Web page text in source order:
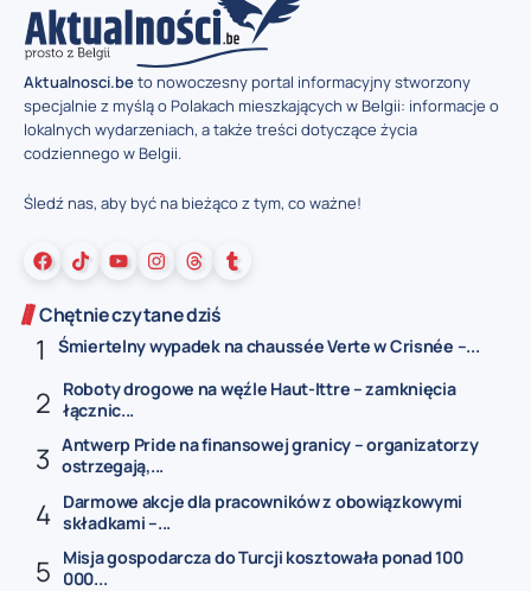
Aktualnosci.beto nowoczesny portal informacyjny stworzony
specjalnie z myślą o Polakach mieszkających w Belgii: informacje o
lokalnych wydarzeniach, a także treści dotyczące życia
codziennego w Belgii.
Śledź nas, aby być na bieżąco z tym, co ważne!
Chętnie czytane dziś
Śmiertelny wypadek na chaussée Verte w Crisnée –...
Roboty drogowe na węźle Haut-Ittre – zamknięcia
łącznic...
Antwerp Pride na finansowej granicy – organizatorzy
ostrzegają,...
Darmowe akcje dla pracowników z obowiązkowymi
składkami –...
Misja gospodarcza do Turcji kosztowała ponad 100
000...